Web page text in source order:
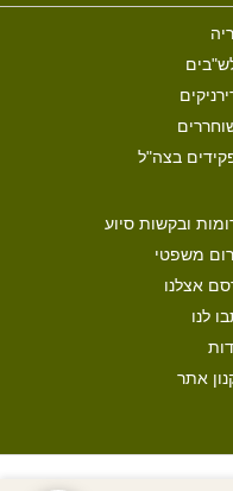
בצה"ל
ובקשות סיוע
משפטי
אצלנו
לנו
אתר